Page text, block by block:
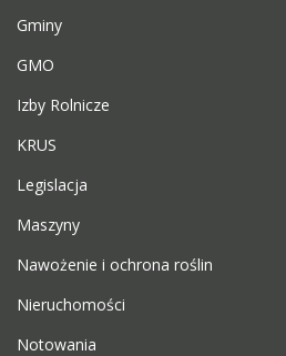
Gminy
GMO
Izby Rolnicze
KRUS
Legislacja
Maszyny
Nawożenie i ochrona roślin
Nieruchomości
Notowania